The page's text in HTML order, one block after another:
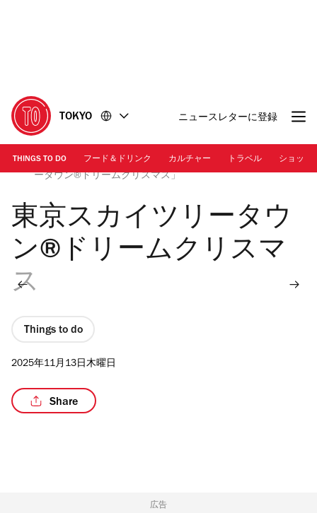
に
移
動
移
動
TOKYO ニュースレターに登録
THINGS TO DO フード＆ドリンク カルチャー トラベル ショッピ
画像提供：東京スカイツリータウン | 「東京スカイツリ
ータウン®ドリームクリスマス」
東京スカイツリータウ
ン®ドリームクリスマ
ス
Things to do
2025年11月13日木曜日
Share
広告